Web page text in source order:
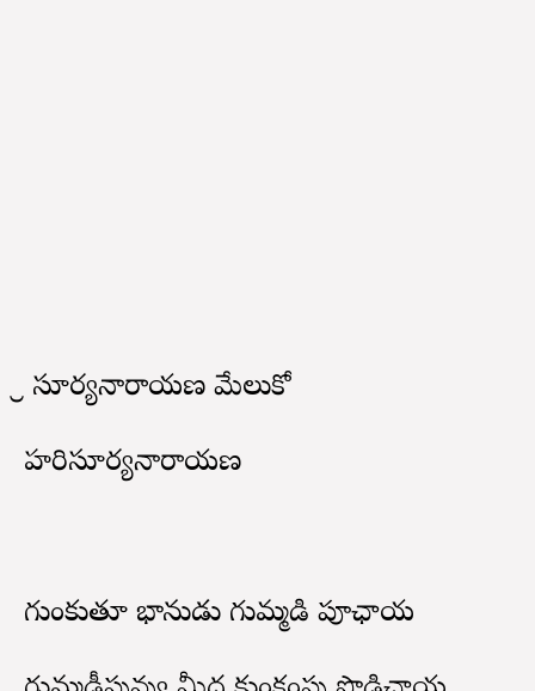
శ్రీ సూర్యనారాయణ మేలుకో
హరిసూర్యనారాయణ
గుంకుతూ భానుడు గుమ్మడి పూఛాయ